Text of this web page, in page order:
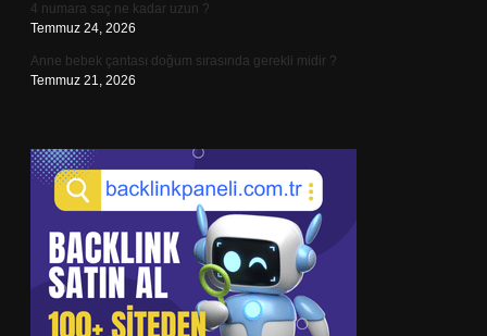
4 numara saç ne kadar uzun ?
Temmuz 24, 2026
Anne bebek çantası doğum sırasında gerekli midir ?
Temmuz 21, 2026